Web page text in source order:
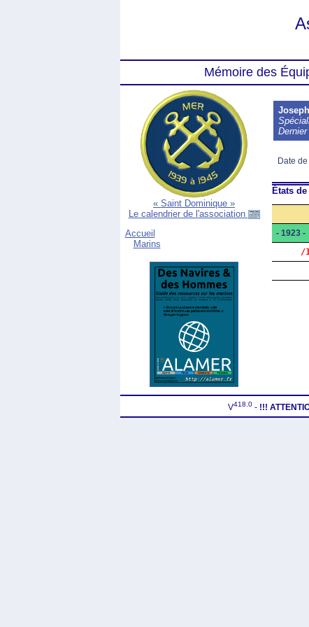
Mémoire des
« Saint Dominique »
Le calendrier de l'association
Accueil
Marins
Date
États
- 1923 -
/
V418.0 - !!!